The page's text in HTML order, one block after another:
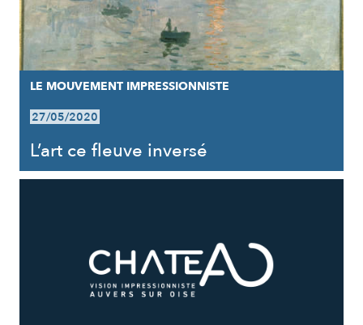
LE MOUVEMENT IMPRESSIONNISTE
27/05/2020
L’art ce fleuve inversé